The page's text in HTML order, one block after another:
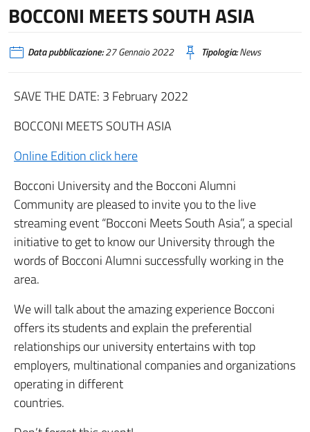
BOCCONI MEETS SOUTH ASIA
Data pubblicazione:27 Gennaio 2022 Tipologia:News
SAVE THE DATE: 3 February 2022
BOCCONI MEETS SOUTH ASIA
Online Edition click here
Bocconi University and the Bocconi Alumni
Community are pleased to invite you to the live
streaming event “Bocconi Meets South Asia”, a special
initiative to get to know our University through the
words of Bocconi Alumni successfully working in the
area.
We will talk about the amazing experience Bocconi
offers its students and explain the preferential
relationships our university entertains with top
employers, multinational companies and organizations
operating in different
countries.